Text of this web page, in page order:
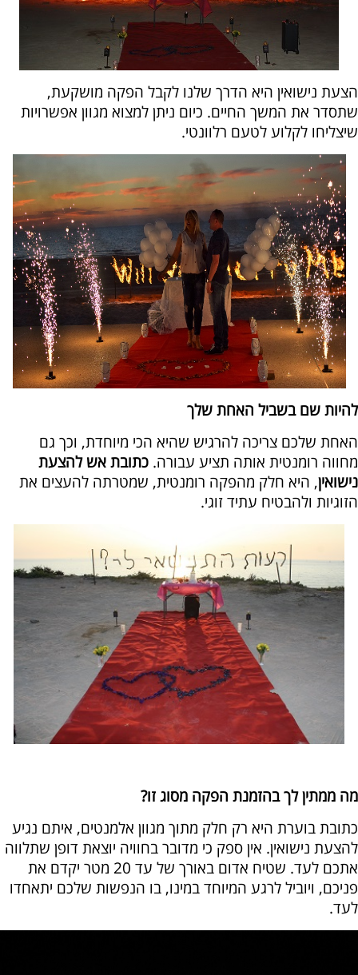
הצעת נישואין היא הדרך שלנו לקבל הפקה מושקעת,
שתסדר את המשך החיים. כיום ניתן למצוא מגוון אפשרויות
שיצליחו לקלוע לטעם רלוונטי.
להיות שם בשביל האחת שלך
האחת שלכם צריכה להרגיש שהיא הכי מיוחדת, וכך גם
מחווה רומנטית אותה תציע עבורה. כתובת אש להצעת
נישואין, היא חלק מהפקה רומנטית, שמטרתה להעצים את
הזוגיות ולהבטיח עתיד זוגי.
מה ממתין לך בהזמנת הפקה מסוג זו?
כתובת בוערת היא רק חלק מתוך מגוון אלמנטים, איתם נגיע
להצעת נישואין. אין ספק כי מדובר בחוויה יוצאת דופן שתלווה
אתכם לעד. שטיח אדום באורך של עד 20 מטר יקדם את
פניכם, ויוביל לרגע המיוחד במינו, בו הנפשות שלכם יתאחדו
לעד.